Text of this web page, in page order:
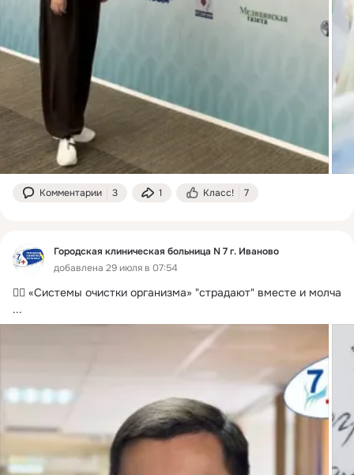
Комментарии 3 1 Класс! 7
Городская клиническая больница N 7 г. Иваново
добавлена 29 июля в 07:54
👨‍⚕️ «Системы очистки организма» "страдают" вместе и молча
...